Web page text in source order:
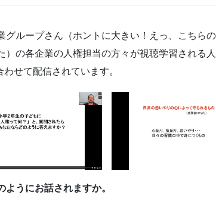
ループさん（ホントに大きい！えっ、こちら
）の各企業の人権担当の方々が視聴学習される
せて配信されています。
うにお話されますか。